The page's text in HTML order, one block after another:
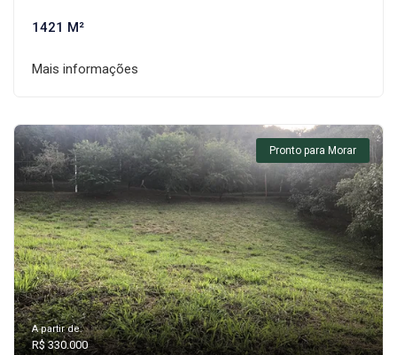
1421 M²
Mais informações
Pronto para Morar
A partir de:
R$ 330.000